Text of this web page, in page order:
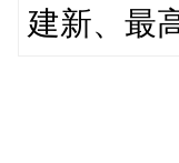
建新、最